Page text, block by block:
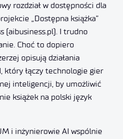
rozdział w dostępności dla
„Dostępna książka”
(aibusiness.pl). I trudno
Choć to dopiero
opisują działania
który łączy technologie gier
inteligencji, by umożliwić
książek na polski język
i inżynierowie AI wspólnie